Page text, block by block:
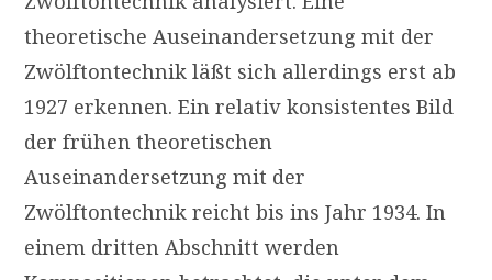
theoretische Auseinandersetzung mit der
Zwölftontechnik läßt sich allerdings erst ab
1927 erkennen. Ein relativ konsistentes Bild
der frühen theoretischen
Auseinandersetzung mit der
Zwölftontechnik reicht bis ins Jahr 1934. In
einem dritten Abschnitt werden